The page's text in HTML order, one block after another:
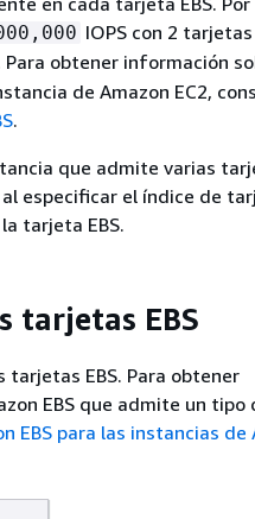
IOPS con 2 tarjetas
Para obtener información
de Amazon EC2,
.
que admite varias
especificar el índice de
tarjeta EBS.
tarjetas EBS
EBS. Para obtener
EBS que admite un tipo
EBS para las instancias de